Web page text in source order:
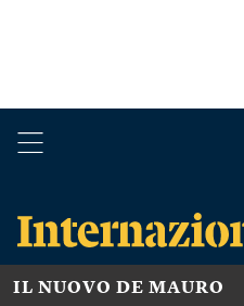
IL NUOVO DE MAURO